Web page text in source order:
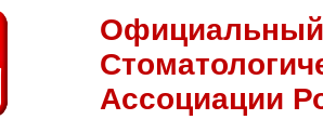
Официальный
Ассоциации